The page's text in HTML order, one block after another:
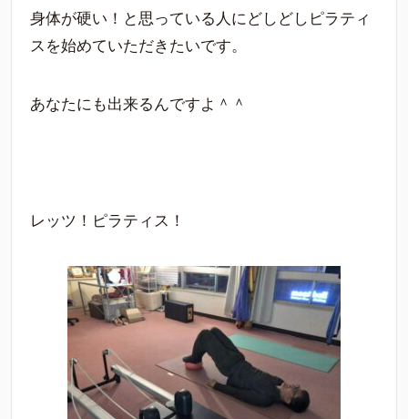
身体が硬い！と思っている人にどしどしピラティ
スを始めていただきたいです。
あなたにも出来るんですよ＾＾
レッツ！ピラティス！